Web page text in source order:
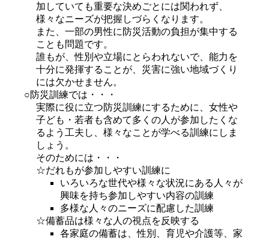
加していても重要な決めごとには関われず、
様々なニーズが把握しづらくなります。
また、一部の男性に防災活動の負担が集中する
ことも問題です。
誰もが、性別や立場にとらわれないで、能力を
十分に発揮することが、災害に強い地域づくり
には欠かせません。
○防災訓練では・・・
実際に役に立つ防災訓練にするために、女性や
子ども・若者も含めて多くの人が参加したくな
るよう工夫し、様々なことが学べる訓練にしま
しょう。
そのためには・・・
☆だれもが参加しやすい訓練に
いろいろな世代や様々な状況にある人々が
興味を持ち参加しやすい内容の訓練
多様な人々のニーズに配慮した訓練
☆備蓄品は様々な人の視点を反映する
各家庭の備蓄は、性別、育児や介護等、家